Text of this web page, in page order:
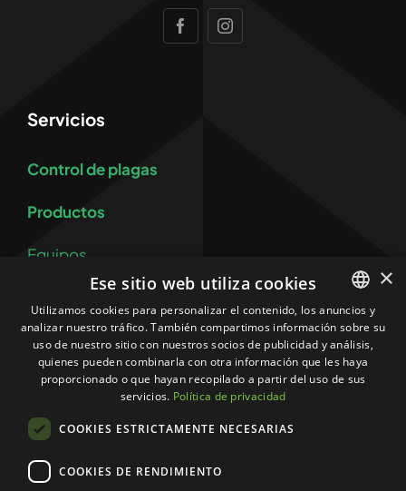
Servicios
Control de plagas
Productos
Equipos
Más
Política de privacidad
Política de Cookies
SPANISH
CATALAN
×
Ese sitio web utiliza cookies
Utilizamos cookies para personalizar el contenido, los anuncios y
analizar nuestro tráfico. También compartimos información sobre su
uso de nuestro sitio con nuestros socios de publicidad y análisis,
quienes pueden combinarla con otra información que les haya
proporcionado o que hayan recopilado a partir del uso de sus
servicios. Política de privacidad
COOKIES ESTRICTAMENTE NECESARIAS
COOKIES DE RENDIMIENTO